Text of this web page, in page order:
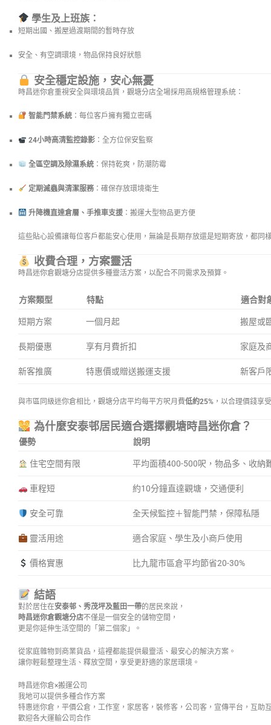
學生及上班族：
短期出國、搬屋過渡期間的暫時存放
安全、有空調環境，物品保持良好狀態
安全穩定設施，安心無憂
時昌迷你倉重視安全與環境品質，觀塘分店全場採用高規格管理系統：
智能門禁系統：每位客戶擁有獨立密碼
24小時高清監控錄影：全方位保安監察
全區空調及除濕系統：保持乾爽，防潮防霉
定期滅蟲與清潔服務：確保存放環境衛生
升降機直達倉層、手推車支援：搬運大型物品更方便
這些貼心設備讓每位客戶都能安心使用，無論是長期存放還是短期寄放，都同
收費合理，方案靈活
時昌迷你倉觀塘分店提供多種靈活方案，以配合不同需求及預算。
方案類型 特點 適合對
短期方案 一個月起 搬屋或
長期優惠 享有月費折扣 家庭及
新客推廣 特惠價或贈送搬運支援 新客戶
與市區同級迷你倉相比，觀塘分店平均每平方呎月費低約25% ，以合理價錢享
為什麼安泰邨居民適合選擇觀塘時昌迷你倉？
優勢 說明
住宅空間有限 平均面積400-500呎，物品多、收納
車程短 約10分鐘直達觀塘，交通便利
安全可靠 全天候監控＋智能門禁，保障私隱
靈活用途 適合家庭、學生及小商戶使用
價格實惠 比九龍市區倉平均節省20-30%
結語
對於居住在安泰邨、秀茂坪及藍田一帶的居民來說，
時昌迷你倉觀塘分店不僅是一個安全的儲物空間，
更是你延伸生活空間的「第二個家」。
從家庭雜物到商業貨品，這裡都能提供最靈活、最安心的解決方案。
讓你輕鬆整理生活、釋放空間，享受更舒適的家居環境。
時昌迷你倉×搬運公司
我地可以提供多種合作方案
特惠迷你倉，平價公倉，工作室，家居客，裝修客，公司客，宣傳平台，互助
歡迎各大運輸公司合作